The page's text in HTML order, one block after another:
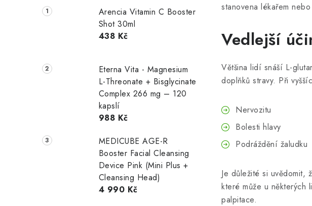
Arencia Vitamin C Booster
Shot 30ml
438 Kč
Eterna Vita - Magnesium
L-Threonate + Bisglycinate
Complex 266 mg – 120
kapslí
988 Kč
MEDICUBE AGE-R
Booster Facial Cleansing
Device Pink (Mini Plus +
Cleansing Head)
4 990 Kč
stanovena lékařem
Vedlejší
Většina lidí snáší L-
doplňků stravy. Při
Nervozitu
Bolesti hlavy
Podráždění žaludku
Je důležité si uvědomit,
které může u některých
palpitace.